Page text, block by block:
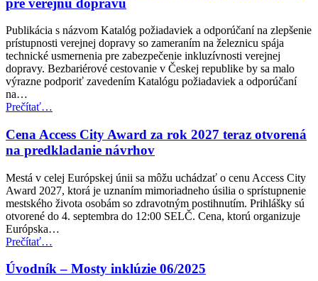
cestujúcich
leteckej
doprave
pre
osoby
so
zdravotným
postihnutím”
Publikácia s názvom Katalóg požiadaviek a odporúčaní na zlepšenie
prístupnosti verejnej dopravy so zameraním na železnicu spája
technické usmernenia pre zabezpečenie inkluzívnosti verejnej
dopravy. Bezbariérové cestovanie v Českej republike by sa malo
výrazne podporiť zavedením Katalógu požiadaviek a odporúčaní
na…
Prečítať“Česká
zavádza
nové
normy
pre
verejnú
dopravu”
…
Cena Access City Award za rok 2027 teraz otvorená
na predkladanie návrhov
Mestá v celej Európskej únii sa môžu uchádzať o cenu Access City
Award 2027, ktorá je uznaním mimoriadneho úsilia o sprístupnenie
mestského života osobám so zdravotným postihnutím. Prihlášky sú
otvorené do 4. septembra do 12:00 SELČ. Cena, ktorú organizuje
Európska…
Prečítať“Cena
City
…
Úvodník – Mosty inklúzie 06/2025